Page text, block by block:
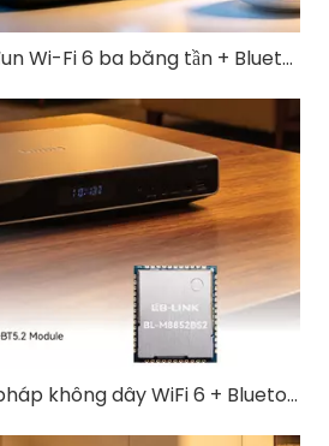
BL-M7921AU1: Mô-đun Wi-Fi 6 ba băng tần + Bluetooth 5.4 USB 3.0 | Giải pháp không dây tốc độ cao cho thiết bị công nghiệp và IoT
BL-M8852BS2: Giải pháp không dây WiFi 6 + Bluetooth 5.2 tất cả trong một